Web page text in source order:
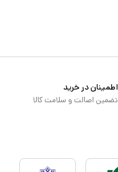
اطمینان در خرید
تضمین اصالت و سلامت کالا